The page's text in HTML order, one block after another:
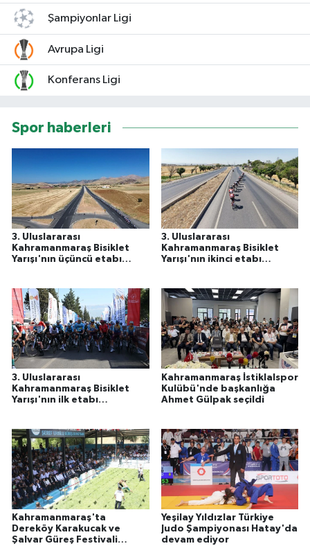
Şampiyonlar Ligi
Avrupa Ligi
Konferans Ligi
Spor haberleri
3. Uluslararası
Kahramanmaraş Bisiklet
Yarışı'nın üçüncü etabı
3. Uluslararası
Kahramanmaraş Bisiklet
Yarışı'nın ikinci etabı
3. Uluslararası
Kahramanmaraş Bisiklet
Yarışı'nın ilk etabı
Kahramanmaraş İstiklalspor
Kulübü'nde başkanlığa
Ahmet Gülpak seçildi
Kahramanmaraş'ta
Dereköy Karakucak ve
Şalvar Güreş Festivali
Yeşilay Yıldızlar Türkiye
Judo Şampiyonası Hatay'da
devam ediyor